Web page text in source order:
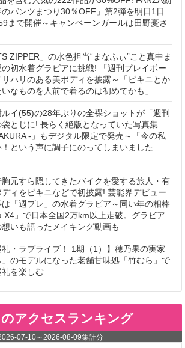
パンツまつり30％OFF」第2弾を明日1日
まで開催～キャンペーンガールは田野憂さ
ZIPPER」の水色担当“まなふぃ”こと真中ま
の初水着グラビアに挑戦! 「週刊プレイボー
リハリのある美ボディを披露～「ビキニとか
なものを人前で着るのは初めてかも」
ルイ(55)の28年ぶりの全裸ショットが「週刊
袋とじに! 長らく絶版となっていた写真集
-」もデジタル限定で発売～「今の私
！という声に調子にのってしまいました
胸元すら隠してきたバイクを愛する旅人・有
ィをビキニなどで初披露! 芸能界デビュー
「週プレ」の水着グラビア～同い年の相棒
X4」で日本全国2万km以上走破。グラビア
いも語ったメイキング動画も
礼・ラブライブ！ 1期（1）】穂乃果の実家
」のモデルになった老舗甘味処「竹むら」で
を楽しむ
アクセスランキング
07-10～ 2026-08-09集計分